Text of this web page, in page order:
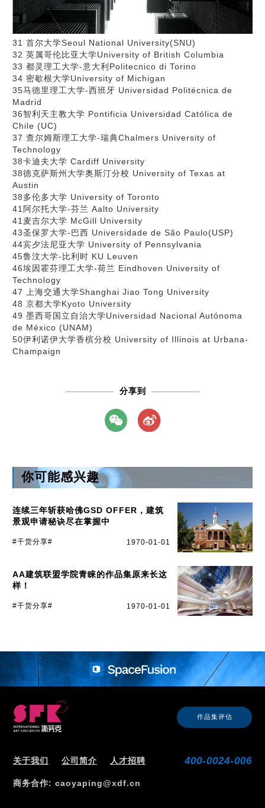
31 首尔大学Seoul National University(SNU)
32 英属哥伦比亚大学University of British Columbia
33 都灵理工大学-意大利Politecnico di Torino
34 密歇根大学University of Michigan
35马德里理工大学-西班牙 Universidad Politécnica de
Madrid
36智利天主教大学 Pontificia Universidad Católica de
Chile (UC)
37 查尔姆斯理工大学-瑞典Chalmers University of
Technology
38卡迪夫大学 Cardiff University
38德克萨斯州大学奥斯汀分校 University of Texas at
Austin
38多伦多大学 University of Toronto
41阿尔托大学-芬兰 Aalto University
41麦吉尔大学 McGill University
43圣保罗大学-巴西 Universidade de São Paulo(USP)
44宾夕法尼亚大学 University of Pennsylvania
45鲁汶大学-比利时 KU Leuven
46埃因霍芬理工大学-荷兰 Eindhoven University of
Technology
47 上海交通大学Shanghai Jiao Tong University
48 京都大学Kyoto University
49 墨西哥国立自治大学Universidad Nacional Autónoma
de México (UNAM)
50伊利诺伊大学香槟分校 University of Illinois at Urbana-
Champaign
分享到
你可能感兴趣
连续三年斩获哈佛GSD OFFER，建筑
景观申请秘诀尽在掌握中
#干货分享# 1970-01-01
AA建筑联盟学院青睐的作品集原来长这
样！
#干货分享# 1970-01-01
作品集评估
关于我们 公司简介 人才招聘 400-0024-006
商务合作: caoyaping@xdf.cn